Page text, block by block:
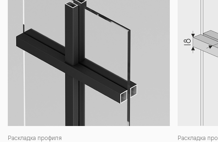
Раскладка профиля Раскладка